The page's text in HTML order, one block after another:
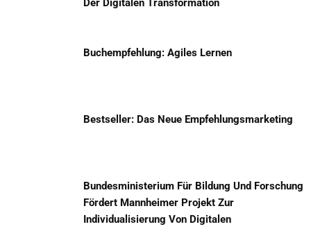
Der Digitalen Transformation
Buchempfehlung: Agiles Lernen
Bestseller: Das Neue Empfehlungsmarketing
Bundesministerium Für Bildung Und Forschung
Fördert Mannheimer Projekt Zur
Individualisierung Von Digitalen